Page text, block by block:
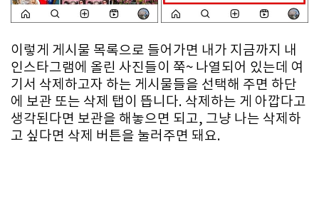
이렇게 게시물 목록으로 들어가면 내가 지금까지 내
인스타그램에 올린 사진들이 쭉~ 나열되어 있는데 여
기서 삭제하고자 하는 게시물들을 선택해 주면 하단
에 보관 또는 삭제 탭이 뜹니다. 삭제하는 게 아깝다고
생각된다면 보관을 해놓으면 되고, 그냥 나는 삭제하
고 싶다면 삭제 버튼을 눌러주면 돼요.